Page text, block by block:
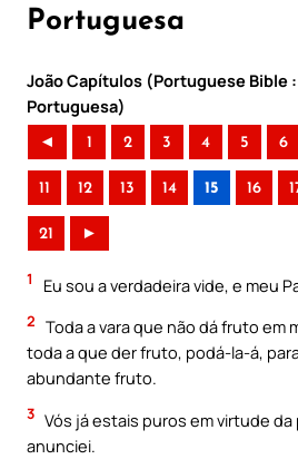
Portuguesa
João Capítulos (Portuguese Bible
Portuguesa)
◄ 1 2 3 4 5 6
11 12 13 14 15 16
21 ►
1 Eu sou a verdadeira vide, e meu
2 Toda a vara que não dá fruto em
toda a que der fruto, podá-la-á,
abundante fruto.
3 Vós já estais puros em virtude da
anunciei.